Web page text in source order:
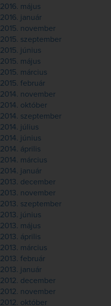
2016. május
2016. január
2015. november
2015. szeptember
2015. június
2015. május
2015. március
2015. február
2014. november
2014. október
2014. szeptember
2014. július
2014. június
2014. április
2014. március
2014. január
2013. december
2013. november
2013. szeptember
2013. június
2013. május
2013. április
2013. március
2013. február
2013. január
2012. december
2012. november
2012. október